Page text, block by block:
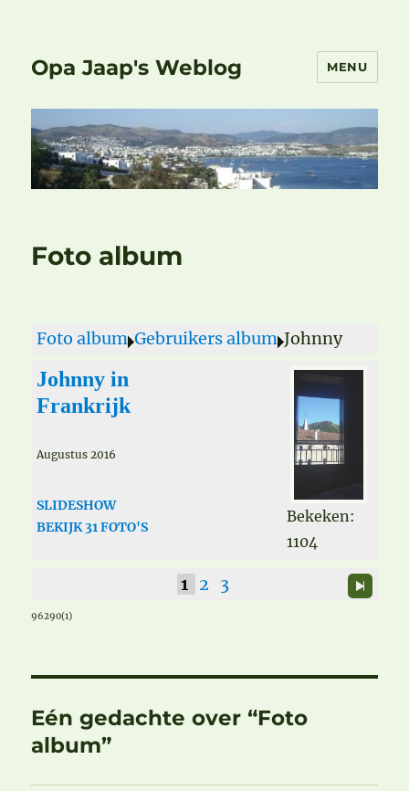
Opa Jaap's Weblog MENU
Foto album
Foto album Gebruikers album Johnny
Johnny in
Frankrijk
Augustus 2016
SLIDESHOW
BEKIJK 31 FOTO'S
Bekeken:
1104
1 2 3
96290(1)
Eén gedachte over “Foto
album”